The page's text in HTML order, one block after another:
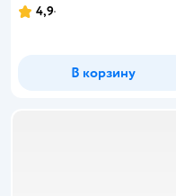
4,9
В корзину